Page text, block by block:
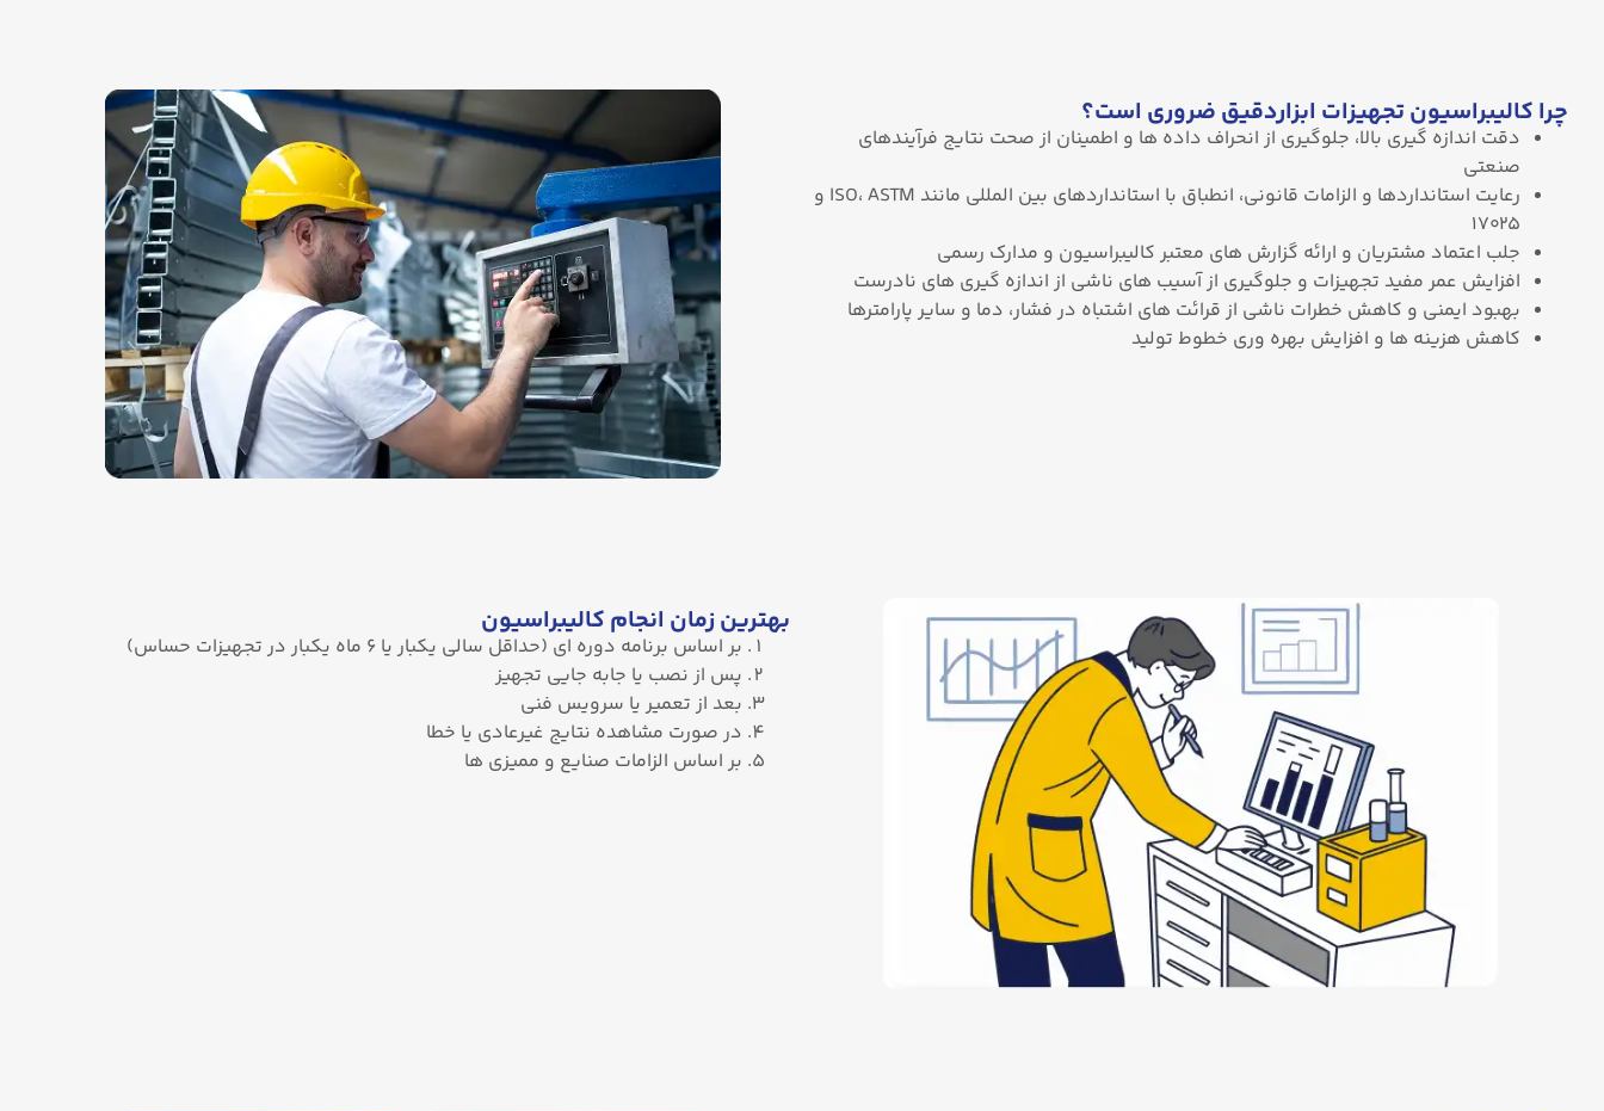
چرا کالیبراسیون تجهیزات ابزاردقیق ضروری است؟
دقت اندازه ‌گیری بالا، جلوگیری از انحراف داده‌ ها و اطمینان از صحت نتایج فرآیندهای
صنعتی
رعایت استانداردها و الزامات قانونی، انطباق با استانداردهای بین ‌المللی مانند ISO، ASTM و
۱۷۰۲۵
جلب اعتماد مشتریان و ارائه گزارش‌ های معتبر کالیبراسیون و مدارک رسمی
افزایش عمر مفید تجهیزات و جلوگیری از آسیب ‌های ناشی از اندازه‌ گیری‌ های نادرست
بهبود ایمنی و کاهش خطرات ناشی از قرائت‌ های اشتباه در فشار، دما و سایر پارامترها
کاهش هزینه ها و افزایش بهره‌ وری خطوط تولید
بهترین زمان انجام کالیبراسیون
بر اساس برنامه دوره ‌ای (حداقل سالی یکبار یا ۶ ماه یکبار در تجهیزات حساس)
پس از نصب یا جابه‌ جایی تجهیز
بعد از تعمیر یا سرویس فنی
در صورت مشاهده نتایج غیرعادی یا خطا
بر اساس الزامات صنایع و ممیزی‌ ها